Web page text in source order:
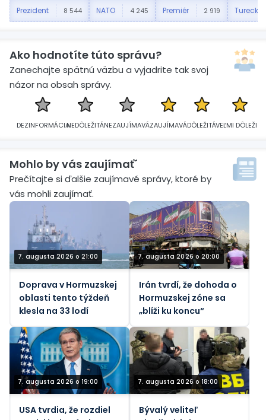
Prezident 8 544 NATO 4 245 Premiér 2 919 Turecko
Ako hodnotíte túto správu?
Zanechajte spätnú väzbu a vyjadrite tak svoj
názor na obsah správy.
DEZINFORMÁCIANEDÔLEŽITÁNEZAUJÍMAVÁZAUJÍMAVÁDÔLEŽITÁVEĽMI DÔLEŽITÁ
Mohlo by vás zaujímať´
Prečítajte si ďalšie zaujímavé správy, ktoré by
vás mohli zaujímať.
7. augusta 2026 o 21:00
Doprava v Hormuzskej
oblasti tento týždeň
klesla na 33 lodí
7. augusta 2026 o 20:00
Irán tvrdí, že dohoda o
Hormuzskej zóne sa
„blíži ku koncu“
7. augusta 2026 o 19:00
USA tvrdia, že rozdiel
7. augusta 2026 o 18:00
Bývalý veliteľ